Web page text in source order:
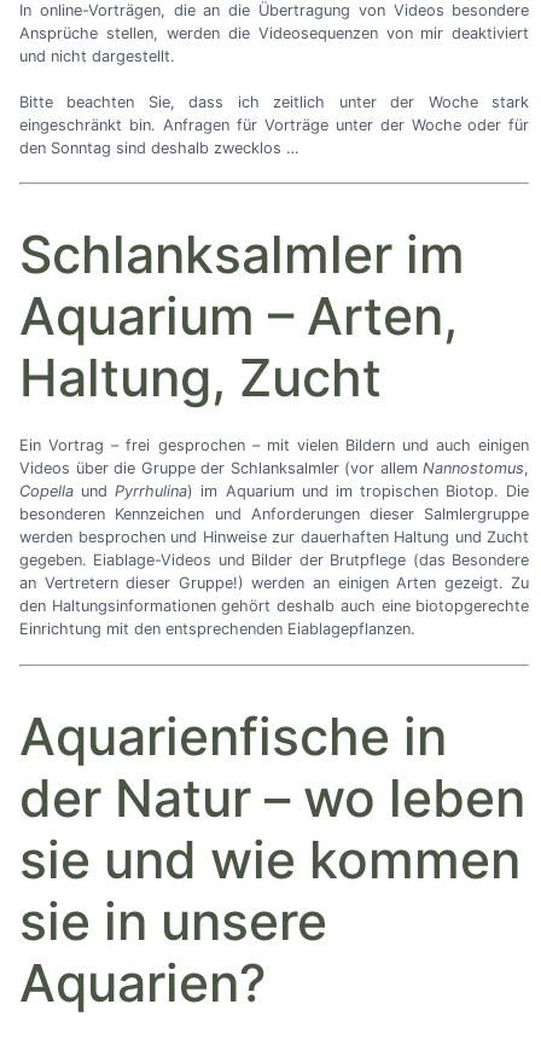
In online-Vorträgen, die an die Übertragung von Videos besondere
Ansprüche stellen, werden die Videosequenzen von mir deaktiviert
und nicht dargestellt.
Bitte beachten Sie, dass ich zeitlich unter der Woche stark
eingeschränkt bin. Anfragen für Vorträge unter der Woche oder für
den Sonntag sind deshalb zwecklos …
Schlanksalmler im
Aquarium –Arten,
Haltung, Zucht
Ein Vortrag–frei gesprochen –mit vielen Bildern und auch einigen
Videos über die Gruppe der Schlanksalmler (vor allemNannostomus,
Copella undPyrrhulina) im Aquarium und im tropischen Biotop. Die
besonderen Kennzeichen und Anforderungen dieser Salmlergruppe
werden besprochen und Hinweise zur dauerhaften Haltung und Zucht
gegeben. Eiablage-Videos und Bilder der Brutpflege (das Besondere
an Vertretern dieser Gruppe!) werden an einigen Arten gezeigt. Zu
den Haltungsinformationen gehört deshalb auch eine biotopgerechte
Einrichtung mit den entsprechenden Eiablagepflanzen.
Aquarienfische in
der Natur – wo leben
sie und wie kommen
sie in unsere
Aquarien?